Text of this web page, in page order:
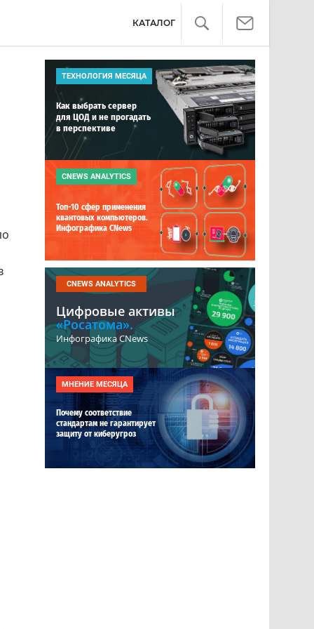
КАТАЛОГ
ТЕХНОЛОГИЯ МЕСЯЦА
Как выбрать сервер
для ЦОД и не прогадать
в перспективе
CNEWS ANALYTICS
Топ-10 сфер применения
квантовых компьютеров.
Инфографика CNews
CNEWS ANALYTICS
Цифровые активы
«Росатома».
Инфографика CNews
МНЕНИЕ МЕСЯЦА
Почему соответствие
стандартам не гарантирует
защиту от киберугроз